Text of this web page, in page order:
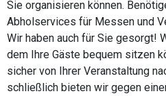
Sie organisieren können.
Abholservices für Messen und
Wir haben auch für Sie gesorgt!
dem Ihre Gäste bequem sitzen
sicher von Ihrer Veranstaltung
schließlich bieten wir gegen